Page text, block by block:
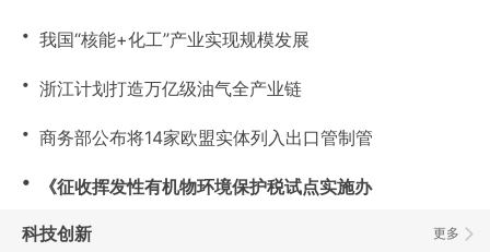
・ 我国“核能+化工”产业实现规模发展
・ 浙江计划打造万亿级油气全产业链
・ 商务部公布将14家欧盟实体列入出口管制管
・ 《征收挥发性有机物环境保护税试点实施办
更多
科技创新